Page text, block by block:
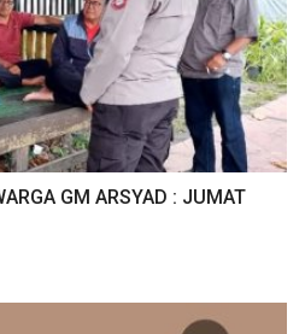
GM ARSYAD : JUMAT